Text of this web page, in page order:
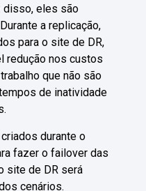
disso, eles são
a replicação,
para o site de DR,
redução nos custos
que não são
de inatividade
durante o
fazer o failover das
site de DR será
cenários.